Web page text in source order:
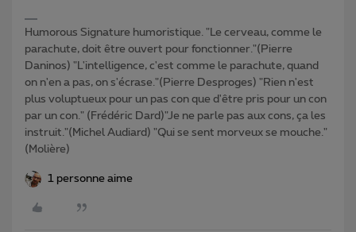
Humorous Signature humoristique. "Le cerveau, comme le
parachute, doit être ouvert pour fonctionner."(Pierre
Daninos) "L'intelligence, c'est comme le parachute, quand
on n'en a pas, on s'écrase."(Pierre Desproges) "Rien n'est
plus voluptueux pour un pas con que d'être pris pour un con
par un con." (Frédéric Dard)"Je ne parle pas aux cons, ça les
instruit."(Michel Audiard) "Qui se sent morveux se mouche."
(Molière)
1 personne aime